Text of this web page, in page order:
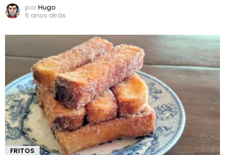
porHugo
5 anos atrás
FRITOS